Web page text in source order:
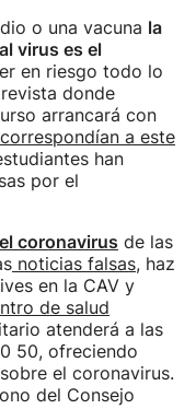
o una vacuna la
virus es el
en riesgo todo lo
donde
arrancará con
a este
han
por el
coronavirus de las
noticias falsas, haz
en la CAV y
de salud
atenderá a las
50, ofreciendo
el coronavirus.
del Consejo